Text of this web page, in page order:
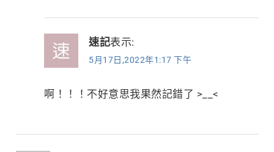
速記表示:
5月17日,2022年1:17 下午
啊！！！不好意思我果然記錯了 >__<